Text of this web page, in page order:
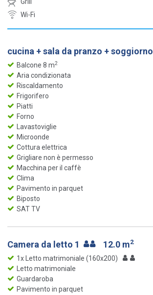
Wi-Fi
cucina + sala da pranzo + soggiorno
Balcone 8 m2
Aria condizionata
Riscaldamento
Frigorifero
Piatti
Forno
Lavastoviglie
Microonde
Cottura elettrica
Grigliare non è permesso
Macchina per il caffè
Clima
Pavimento in parquet
Biposto
SAT TV
Camera da letto 1 12.0 m2
1x Letto matrimoniale (160x200)
Letto matrimoniale
Guardaroba
Pavimento in parquet